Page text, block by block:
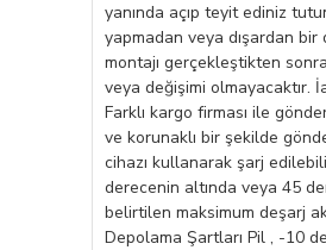
yanında açıp teyit ediniz
yapmadan veya dışardan bir
montajı gerçekleştikten
veya değişimi olmayacaktır.
Farklı kargo firması ile
ve korunaklı bir şekilde
cihazı kullanarak şarj
derecenin altında veya 45
belirtilen maksimum deşarj
Depolama Şartları Pil , -10